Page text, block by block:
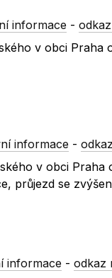
informace -
v obci
informace -
v obci
průjezd se
informace -odkaz